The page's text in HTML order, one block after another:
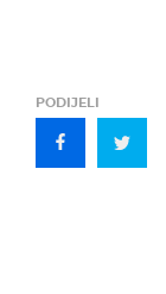
PODIJELI